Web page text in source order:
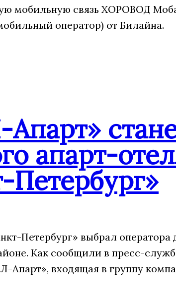
мобильную связь ХОРОВОД
оператор) от Билайна.
апарт-
Петербург»
Петербург» выбрал
Как сообщили в пресс-
Апарт», входящая в группу